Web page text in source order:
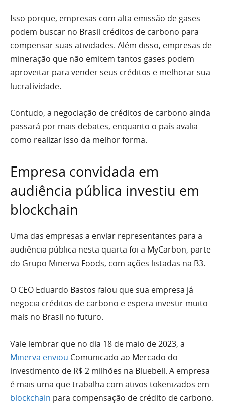
Isso porque, empresas com alta emissão de gases
podem buscar no Brasil créditos de carbono para
compensar suas atividades. Além disso, empresas de
mineração que não emitem tantos gases podem
aproveitar para vender seus créditos e melhorar sua
lucratividade.
Contudo, a negociação de créditos de carbono ainda
passará por mais debates, enquanto o país avalia
como realizar isso da melhor forma.
Empresa convidada em
audiência pública investiu em
blockchain
Uma das empresas a enviar representantes para a
audiência pública nesta quarta foi a MyCarbon, parte
do Grupo Minerva Foods, com ações listadas na B3.
O CEO Eduardo Bastos falou que sua empresa já
negocia créditos de carbono e espera investir muito
mais no Brasil no futuro.
Vale lembrar que no dia 18 de maio de 2023, a
Minerva enviou Comunicado ao Mercado do
investimento de R$ 2 milhões na Bluebell. A empresa
é mais uma que trabalha com ativos tokenizados em
blockchain para compensação de crédito de carbono.